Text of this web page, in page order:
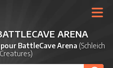
ARENA
BattleCave Arena (Schleich